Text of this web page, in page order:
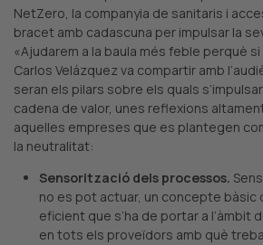
NetZero, la companyia de sanitaris i
bracet amb cadascuna per impulsar la
«Ajudarem a la baula més feble perquè
Carlos Velázquez va compartir amb
seran els pilars sobre els quals
cadena de valor, unes reflexions
aquelles empreses que es plantegen
la neutralitat:
Sensorització dels processos.
no es pot actuar, un concepte bàsic
eficient que s’ha de portar a l’àmbit
en tots els proveïdors amb què